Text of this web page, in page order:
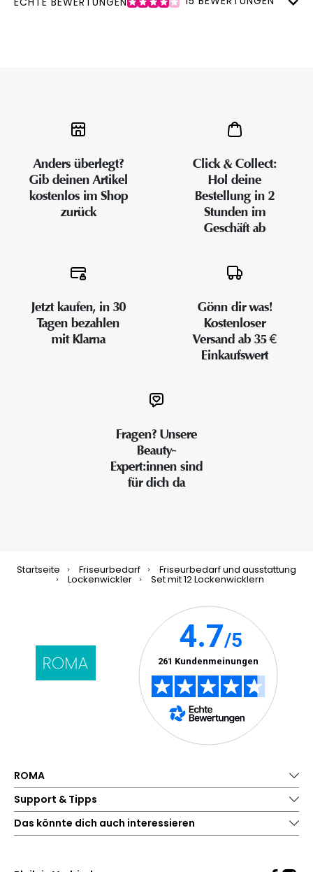
Anders überlegt?
Gib deinen Artikel
kostenlos im Shop
zurück
Click & Collect:
Hol deine
Bestellung in 2
Stunden im
Geschäft ab
Jetzt kaufen, in 30
Tagen bezahlen
mit Klarna
Gönn dir was!
Kostenloser
Versand ab 35 €
Einkaufswert
Fragen? Unsere
Beauty-
Expert:innen sind
für dich da
Startseite Friseurbedarf Friseurbedarf und ausstattung
Lockenwickler Set mit 12 Lockenwicklern
ROMA
Support & Tipps
Das könnte dich auch interessieren